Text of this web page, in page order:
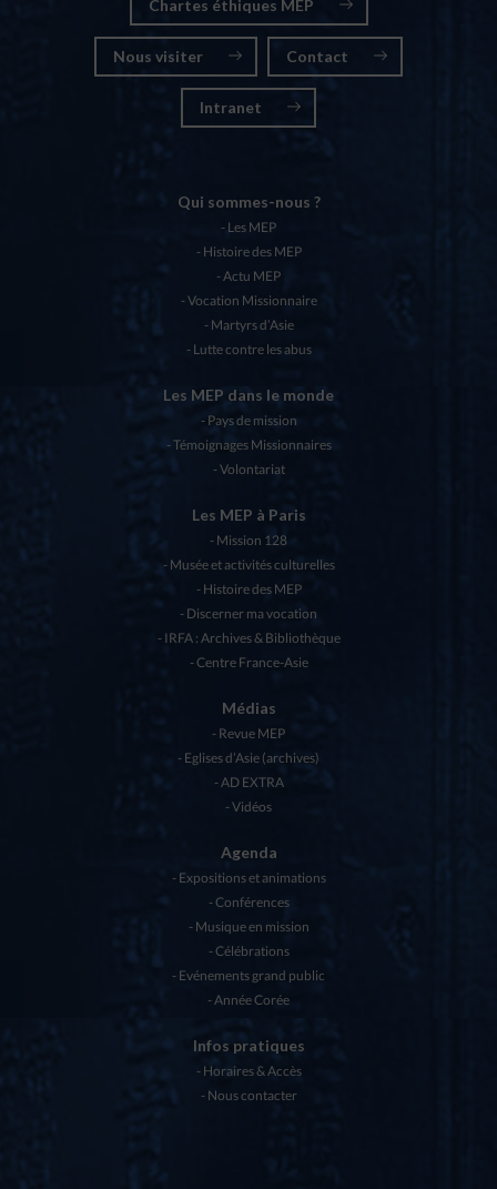
Chartes éthiques MEP
Nous visiter Contact
Intranet
Qui sommes-nous ?
Les MEP
Histoire des MEP
Actu MEP
Vocation Missionnaire
Martyrs d’Asie
Lutte contre les abus
Les MEP dans le monde
Pays de mission
Témoignages Missionnaires
Volontariat
Les MEP à Paris
Mission 128
Musée et activités culturelles
Histoire des MEP
Discerner ma vocation
IRFA : Archives & Bibliothèque
Centre France-Asie
Médias
Revue MEP
Eglises d’Asie (archives)
AD EXTRA
Vidéos
Agenda
Expositions et animations
Conférences
Musique en mission
Célébrations
Evénements grand public
Année Corée
Infos pratiques
Horaires & Accès
Nous contacter